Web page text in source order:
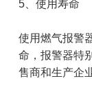
5、使用寿命
使用燃气报警
命，报警器特
售商和生产企